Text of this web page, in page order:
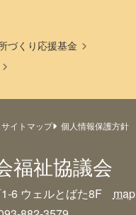
づくり応援基金
サイトマップ 個人情報保護方針
福祉協議会
6 ウェルとばた8F map